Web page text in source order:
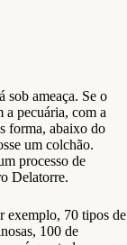
sob ameaça. Se o
pecuária, com a
forma, abaixo do
um colchão.
processo de
Delatorre.
exemplo, 70 tipos de
100 de